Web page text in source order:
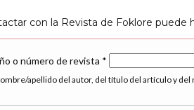
con la Revista de Foklore puede
o número de revista *
apellido del autor, del título del artículo y del